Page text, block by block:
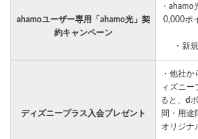
ahamoユーザー専用「ahamo光」契
約キャンペーン
・
0,000ポ
・新
ディズニープラス入会プレゼント
・他社
ィズニー
ると、d
間・用途
オリジナ